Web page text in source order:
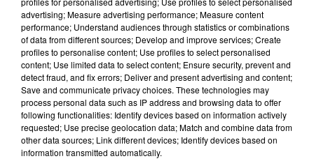
Angy Mayeux
Le Réveil de Canal FM
0:00 4 min 17 sec
19 mai 2025 - 4 min 17 sec
19.05.2025 - L'ACTUALITÉ INSOLITE DU MOMENT
advertising; Measure advertising performance; Measure content
performance; Understand audiences through statistics or combinations
of data from different sources; Develop and improve services; Create
profiles to personalise content; Use profiles to select personalised
content; Use limited data to select content; Ensure security, prevent and
detect fraud, and fix errors; Deliver and present advertising and content;
Save and communicate privacy choices. These technologies may
process personal data such as IP address and browsing data to offer
following functionalities: Identify devices based on information actively
requested; Use precise geolocation data; Match and combine data from
other data sources; Link different devices; Identify devices based on
information transmitted automatically.